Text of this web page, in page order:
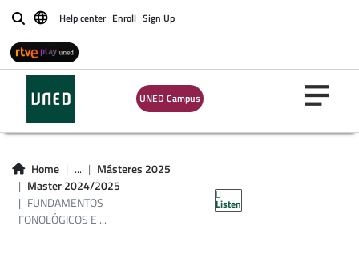
BuscarHelp center Enroll Sign Up
UNED Campus
Home ...
Másteres 2025
Master 2024/2025
FUNDAMENTOS
FONOLÓGICOS E ...
Listen
FUNDAMENTOS
FONOLÓGICOS E
ICÓNICOS DE LA
COMUNICACIÓN